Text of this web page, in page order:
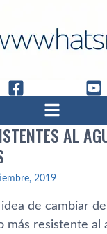
AL
2019
de cambiar
más resistente al